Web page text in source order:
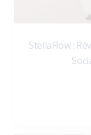
StellaFlow :